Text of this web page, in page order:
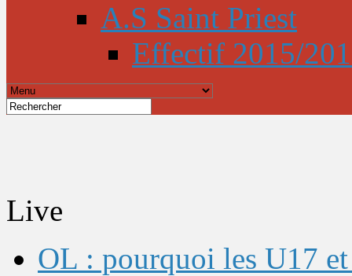
A.S Saint Priest
Effectif 2015/
Live
OL : pourquoi les U17